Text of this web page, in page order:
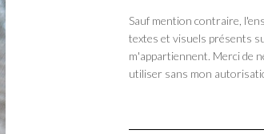
Sauf mention contraire,
textes et visuels présents
m'appartiennent. Merci de
utiliser sans mon